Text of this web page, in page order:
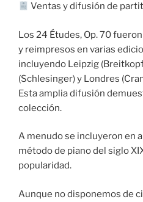
Ventas y difusión de
Los 24 Études, Op. 70
y reimpresos en varias
incluyendo Leipzig
(Schlesinger) y Londres
Esta amplia difusión
colección.
A menudo se incluyeron en
método de piano del siglo
popularidad.
Aunque no disponemos de